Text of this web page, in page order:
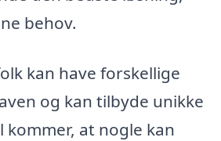
behov.
kan have forskellige
og kan tilbyde unikke
kommer, at nogle kan